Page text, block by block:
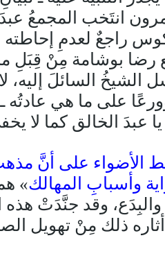
انتَخب المجمعُ
راجعٌ لعدمِ
رضا بوشامة مِنْ قِبَلِ
الشيخُ السائلَ إليه،
على ما هي عادتُه
عبدَ الخالق كما لا
الأضواء على أنَّ
وأسبابِ المهالك»
والبِدَع، وقد جنَّدَتْ
ذلك مِنْ تهويل